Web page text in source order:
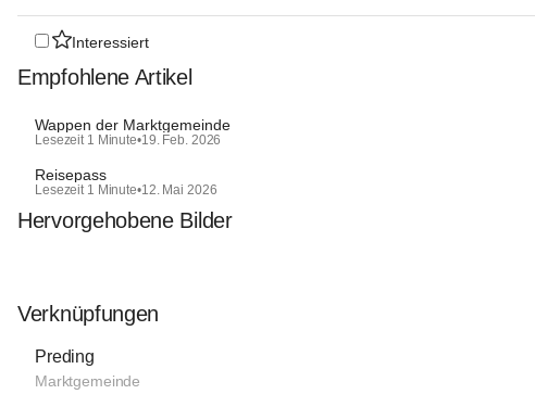
Interessiert
Empfohlene Artikel
Wappen der Marktgemeinde
Lesezeit 1 Minute•19. Feb. 2026
Reisepass
Lesezeit 1 Minute•12. Mai 2026
Hervorgehobene Bilder
Verknüpfungen
Preding
Marktgemeinde